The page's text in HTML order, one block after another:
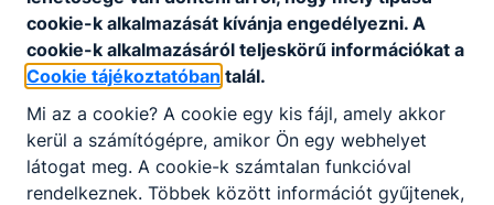
beállítások elvégzése is.
Ajánlott mindazon ﬁatalok számára, akiket
nemcsak vonz a villamosság, de készek a felelős
munkavégzésre egy olyan szakmában, amely
napjainkra rendkívül felértékelődött. A szakma jó
perspektívát és változatos feladatokat kínál.
cookie-k alkalmazását kívánja engedélyezni. A
cookie-k alkalmazásáról teljeskörű információkat a
Cookie tájékoztatóban talál.
Mi az a cookie? A cookie egy kis fájl, amely akkor
kerül a számítógépre, amikor Ön egy webhelyet
látogat meg. A cookie-k számtalan funkcióval
rendelkeznek. Többek között információt gyűjtenek,